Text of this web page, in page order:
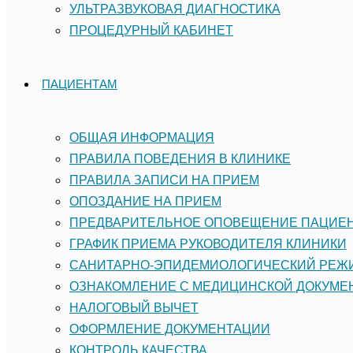
УЛЬТРАЗВУКОВАЯ ДИАГНОСТИКА
ПРОЦЕДУРНЫЙ КАБИНЕТ
ПАЦИЕНТАМ
ОБЩАЯ ИНФОРМАЦИЯ
ПРАВИЛА ПОВЕДЕНИЯ В КЛИНИКЕ
ПРАВИЛА ЗАПИСИ НА ПРИЕМ
ОПОЗДАНИЕ НА ПРИЕМ
ПРЕДВАРИТЕЛЬНОЕ ОПОВЕЩЕНИЕ
ГРАФИК ПРИЕМА РУКОВОДИТЕЛЯ КЛИНИКИ
САНИТАРНО-ЭПИДЕМИОЛОГИЧЕСКИЙ
ОЗНАКОМЛЕНИЕ С МЕДИЦИНСКОЙ
НАЛОГОВЫЙ ВЫЧЕТ
ОФОРМЛЕНИЕ ДОКУМЕНТАЦИИ
КОНТРОЛЬ КАЧЕСТВА